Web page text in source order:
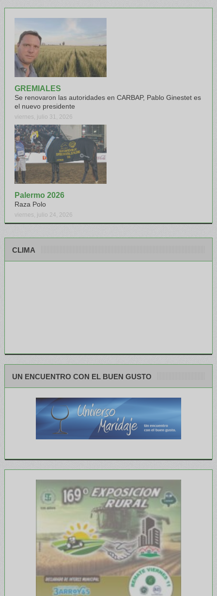
GREMIALES
Se renovaron las autoridades en CARBAP, Pablo Ginestet es
el nuevo presidente
viernes, julio 31, 2026
Palermo 2026
Raza Polo
viernes, julio 24, 2026
CLIMA
UN ENCUENTRO CON EL BUEN GUSTO